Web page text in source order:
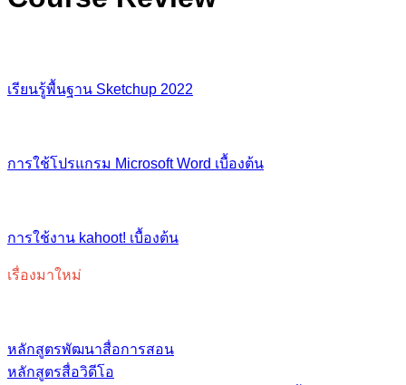
เรียนรู้พื้นฐาน​ Sketchup​ 2022
การใช้โปรแกรม Microsoft Word เบื้องต้น
การใช้งาน kahoot! เบื้องต้น
เรื่องมาใหม่
หลักสูตรพัฒนาสื่อการสอน
หลักสูตรสื่อวิดีโอ